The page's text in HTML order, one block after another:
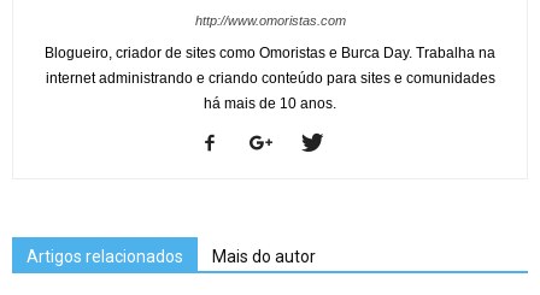
http://www.omoristas.com
Blogueiro, criador de sites como Omoristas e Burca Day. Trabalha na
internet administrando e criando conteúdo para sites e comunidades
há mais de 10 anos.
Artigos relacionados Mais do autor